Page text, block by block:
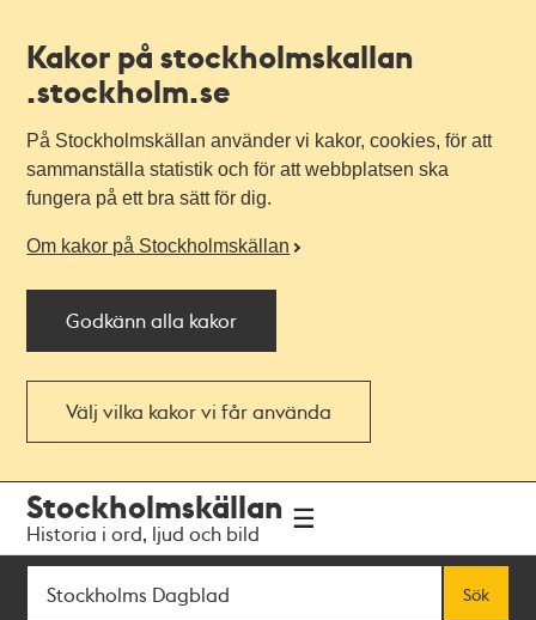
Kakor på stockholmskallan
.stockholm.se
På Stockholmskällan använder vi kakor, cookies, för att
sammanställa statistik och för att webbplatsen ska
fungera på ett bra sätt för dig.
Om kakor på Stockholmskällan
Godkänn alla kakor
Välj vilka kakor vi får använda
navigationen
huvudinnehållet
Stockholmskällan
Historia i ord, ljud och bild
Sök
Sök